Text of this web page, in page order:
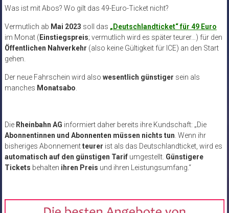
Was ist mit Abos? Wo gilt das 49-Euro-Ticket nicht?
Vermutlich ab Mai 2023 soll das „Deutschlandticket“ für 49 Euro
im Monat ( Einstiegspreis; vermutlich wird es später teurer…) für den
Öffentlichen Nahverkehr (also keine Gültigkeit für ICE) an den Start
gehen.
Der neue Fahrschein wird also wesentlich günstiger sein als
manches Monatsabo
Die Rheinbahn AG informiert daher bereits ihre Kundschaft: „Die
Abonnentinnen und Abonnenten müssen nichts tun . Wenn ihr
bisheriges Abonnementteurer ist als das Deutschlandticket, wird es
automatisch auf den günstigen Tarif umgestellt. Günstigere
Tickets behalten ihren Preis und ihren Leistungsumfang.“